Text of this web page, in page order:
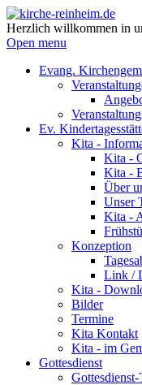
Herzlich willkommen in
Open menu
Evang.
Ev.
Kita -
Kita -
Kita -
Über
Unser
Kita -
Konzeption
Link /
Kita -
Bilder
Termine
Kita Kontakt
Kita - im
Gottesdienst